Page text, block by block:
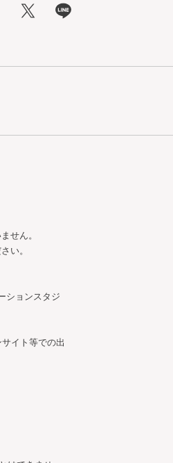
せん。
い。
ションスタジ
イト等での出